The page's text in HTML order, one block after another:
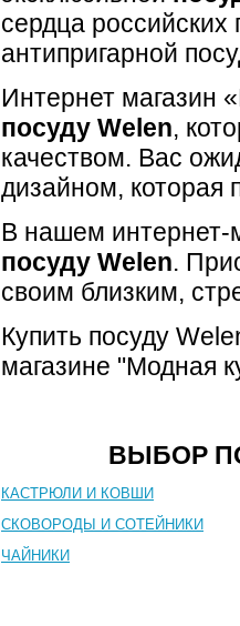
сердца российских
антипригарной
Интернет магазин
посуду Welen,
качеством. Вас
дизайном, которая
В нашем интернет-
посуду Welen.
своим близким,
Купить посуду
магазине "Модная
ВЫБОР
КАСТРЮЛИ И КОВШИ
СКОВОРОДЫ И СОТЕЙНИКИ
ЧАЙНИКИ